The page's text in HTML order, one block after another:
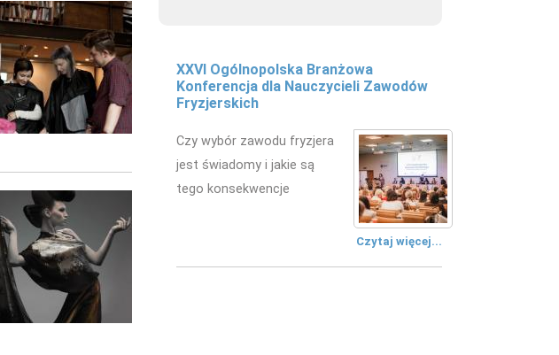
XXVI Ogólnopolska Branżowa
Konferencja dla Nauczycieli Zawodów
Fryzjerskich
Czy wybór zawodu fryzjera
jest świadomy i jakie są
tego konsekwencje
Czytaj więcej...